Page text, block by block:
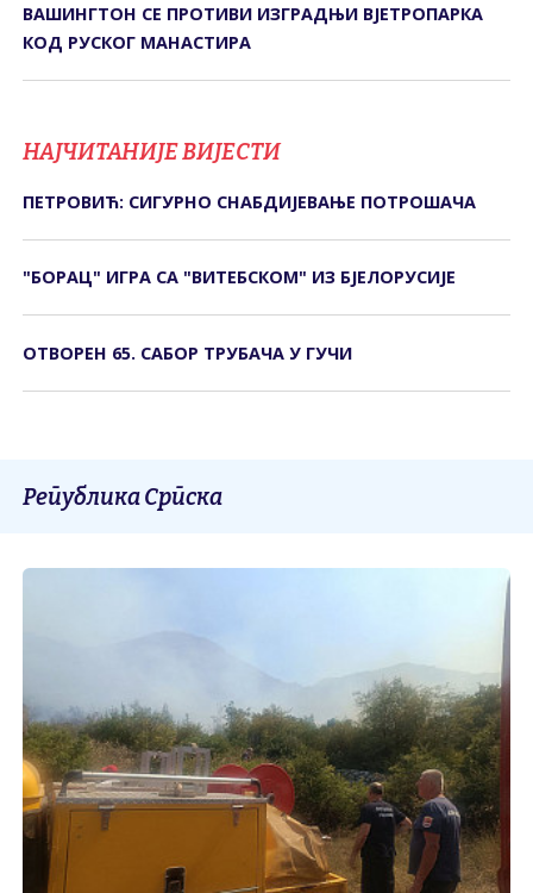
ВАШИНГТОН СЕ ПРОТИВИ ИЗГРАДЊИ ВЈЕТРОПАРКА
КОД РУСКОГ МАНАСТИРА
НАЈЧИТАНИЈЕ ВИЈЕСТИ
ПЕТРОВИЋ: СИГУРНО СНАБДИЈЕВАЊЕ ПОТРОШАЧА
"БОРАЦ" ИГРА СА "ВИТЕБСКОМ" ИЗ БЈЕЛОРУСИЈЕ
ОТВОРЕН 65. САБОР ТРУБАЧА У ГУЧИ
Република Српска